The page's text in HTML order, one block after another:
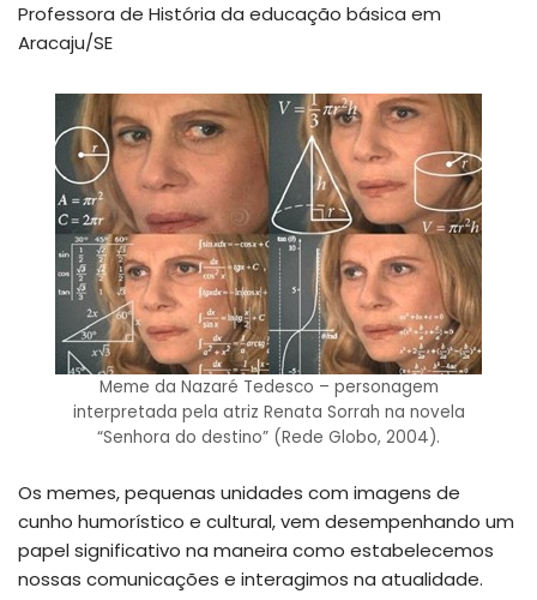
Professora de História da educação básica em
Aracaju/SE
Meme da Nazaré Tedesco – personagem
interpretada pela atriz Renata Sorrah na novela
“Senhora do destino” (Rede Globo, 2004).
Os memes, pequenas unidades com imagens de
cunho humorístico e cultural, vem desempenhando um
papel significativo na maneira como estabelecemos
nossas comunicações e interagimos na atualidade.